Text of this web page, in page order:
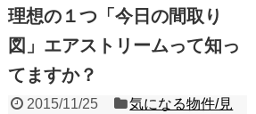
理想の１つ「今日の間取り
図」エアストリームって知っ
てますか？
2015/11/25
気になる物件/見